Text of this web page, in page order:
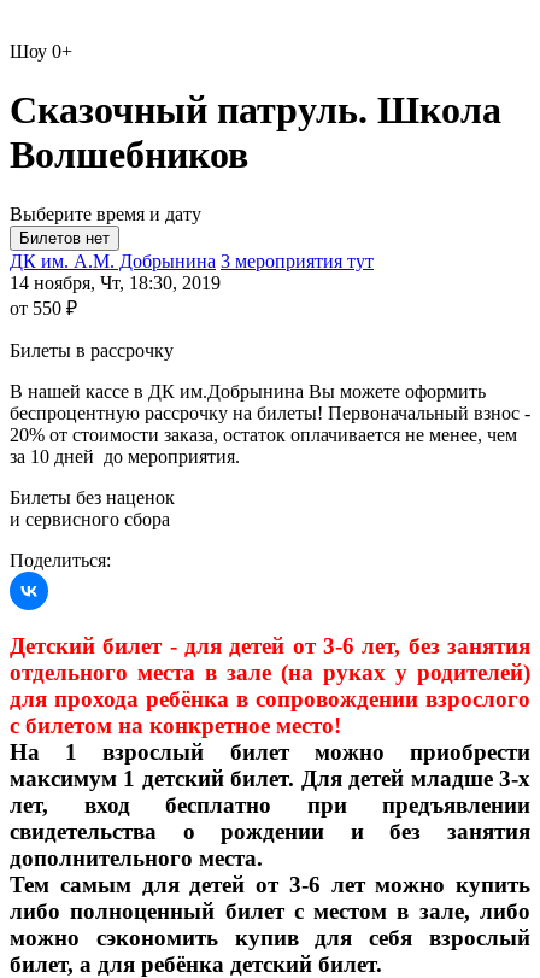
Шоу 0+
Сказочный патруль. Школа
Волшебников
Выберите время и дату
ДК им. А.М. Добрынина 3 мероприятия тут
14 ноября, Чт, 18:30, 2019
от 550 ₽
Билеты в рассрочку
В нашей кассе в ДК им.Добрынина Вы можете оформить
беспроцентную рассрочку на билеты! Первоначальный взнос -
20% от стоимости заказа, остаток оплачивается не менее, чем
за 10 дней до мероприятия.
Билеты без наценок
и сервисного сбора
Поделиться:
Детский билет - для детей от 3-6 лет, без занятия
отдельного места в зале (на руках у родителей)
для прохода ребёнка в сопровождении взрослого
с билетом на конкретное место!
На 1 взрослый билет можно приобрести
максимум 1 детский билет. Для детей младше 3-х
лет, вход бесплатно при предъявлении
свидетельства о рождении и без занятия
дополнительного места.
Тем самым для детей от 3-6 лет можно купить
либо полноценный билет с местом в зале, либо
можно сэкономить купив для себя взрослый
билет, а для ребёнка детский билет.